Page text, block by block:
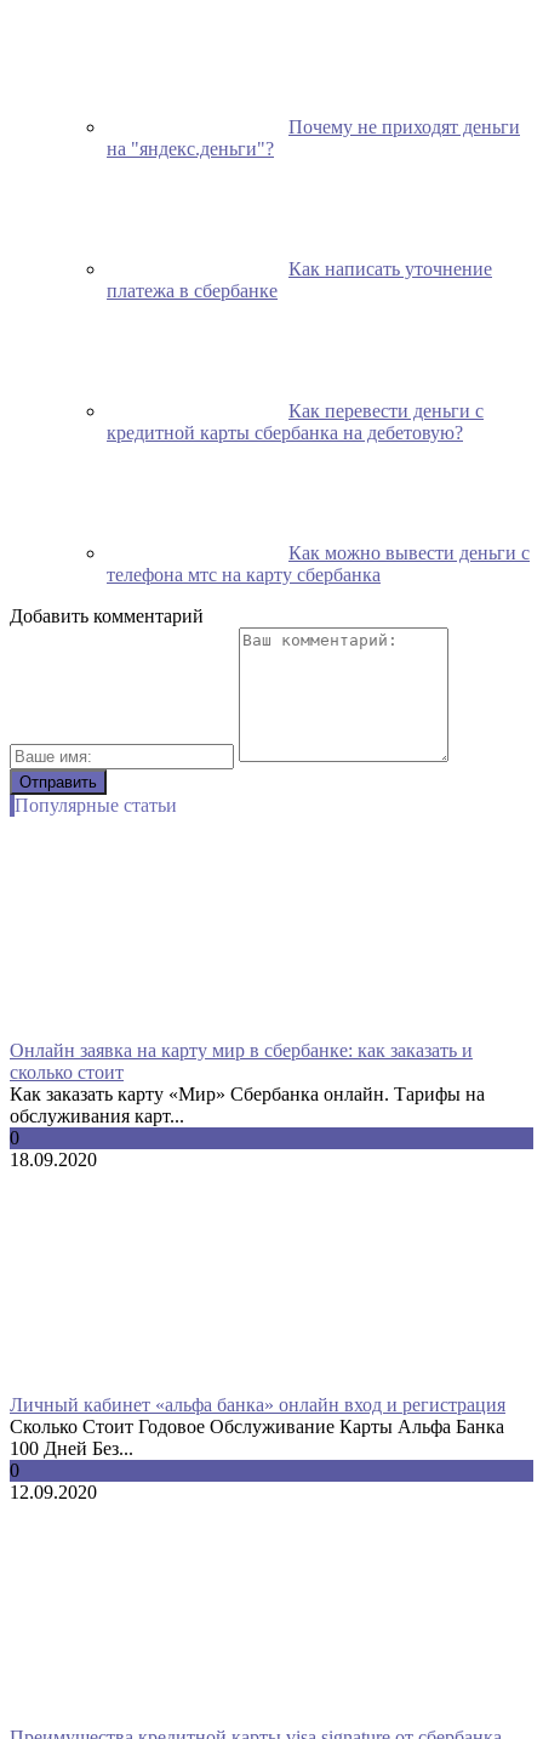
Почему не приходят деньги
на "яндекс.деньги"?
Как написать уточнение
платежа в сбербанке
Как перевести деньги с
кредитной карты сбербанка на дебетовую?
Как можно вывести деньги с
телефона мтс на карту сбербанка
Добавить комментарий
Популярные статьи
Онлайн заявка на карту мир в сбербанке: как заказать и
сколько стоит
Как заказать карту «Мир» Сбербанка онлайн. Тарифы на
обслуживания карт...
0
18.09.2020
Личный кабинет «альфа банка» онлайн вход и регистрация
Сколько Стоит Годовое Обслуживание Карты Альфа Банка
100 Дней Без...
0
12.09.2020